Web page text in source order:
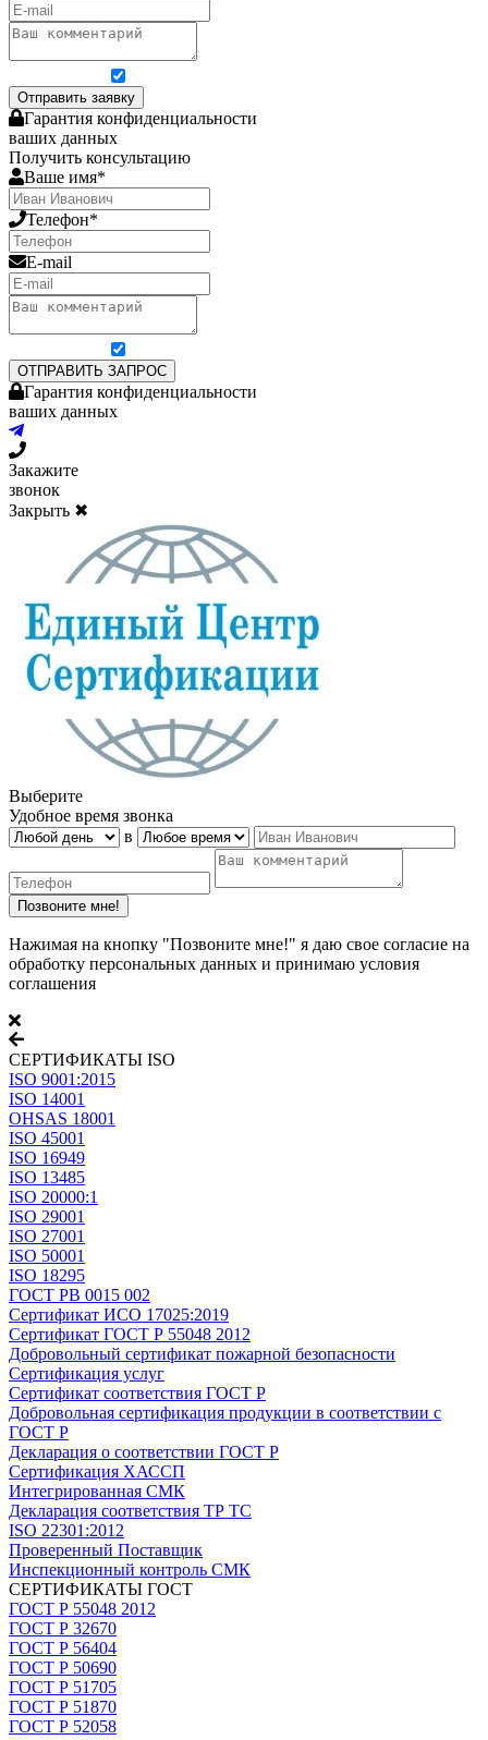
Отправить заявку
Гарантия конфиденциальности
ваших данных
Получить консультацию
Ваше имя*
Телефон*
E-mail
ОТПРАВИТЬ ЗАПРОС
Гарантия конфиденциальности
ваших данных
Закажите
звонок
Закрыть ✖
Выберите
Удобное время звонка
в
Нажимая на кнопку "Позвоните мне!" я даю свое согласие на
обработку персональных данных и принимаю условия
соглашения
СЕРТИФИКАТЫ ISO
ISO 9001:2015
ISO 14001
OHSAS 18001
ISO 45001
ISO 16949
ISO 13485
ISO 20000:1
ISO 29001
ISO 27001
ISO 50001
ISO 18295
ГОСТ РВ 0015 002
Сертификат ИСО 17025:2019
Сертификат ГОСТ Р 55048 2012
Добровольный сертификат пожарной безопасности
Сертификация услуг
Сертификат соответствия ГОСТ Р
Добровольная сертификация продукции в соответствии с
ГОСТ Р
Декларация о соответствии ГОСТ Р
Сертификация ХАССП
Интегрированная СМК
Декларация соответствия ТР ТС
ISO 22301:2012
Проверенный Поставщик
Инспекционный контроль СМК
СЕРТИФИКАТЫ ГОСТ
ГОСТ Р 55048 2012
ГОСТ Р 32670
ГОСТ Р 56404
ГОСТ Р 50690
ГОСТ Р 51705
ГОСТ Р 51870
ГОСТ Р 52058